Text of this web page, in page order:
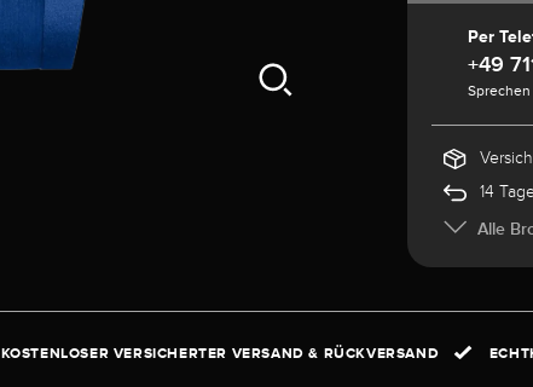
Per
+49
14
Alle
KOSTENLOSER VERSICHERTER VERSAND & RÜCKVERSAND